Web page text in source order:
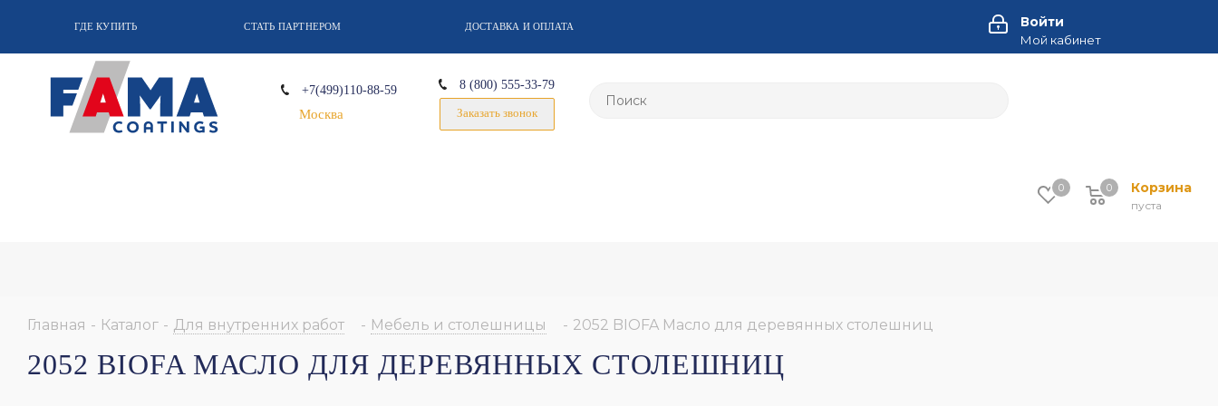
ГДЕ КУПИТЬ СТАТЬ ПАРТНЕРОМ ДОСТАВКА И ОПЛАТА Войти
Мой кабинет
+7(499)110-88-59
Москва
8 (800) 555-33-79
Заказать звонок
0 Корзина
пуста
0
Главная - Каталог - Для внутренних работ - Мебель и столешницы - 2052 BIOFA Масло для деревянных столешниц
2052 BIOFA МАСЛО ДЛЯ ДЕРЕВЯННЫХ СТОЛЕШНИЦ